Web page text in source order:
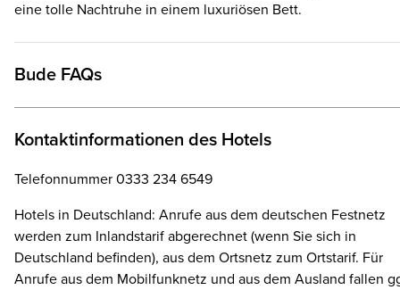
eine tolle Nachtruhe in einem luxuriösen Bett.
Bude FAQs
Kontaktinformationen des Hotels
Telefonnummer 0333 234 6549
Hotels in Deutschland: Anrufe aus dem deutschen Festnetz
werden zum Inlandstarif abgerechnet (wenn Sie sich in
Deutschland befinden), aus dem Ortsnetz zum Ortstarif. Für
Anrufe aus dem Mobilfunknetz und aus dem Ausland fallen